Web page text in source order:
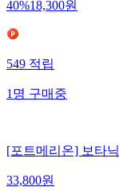
40%18,300원
549적립
1명구매중
[포트메리온] 보타
33,800원